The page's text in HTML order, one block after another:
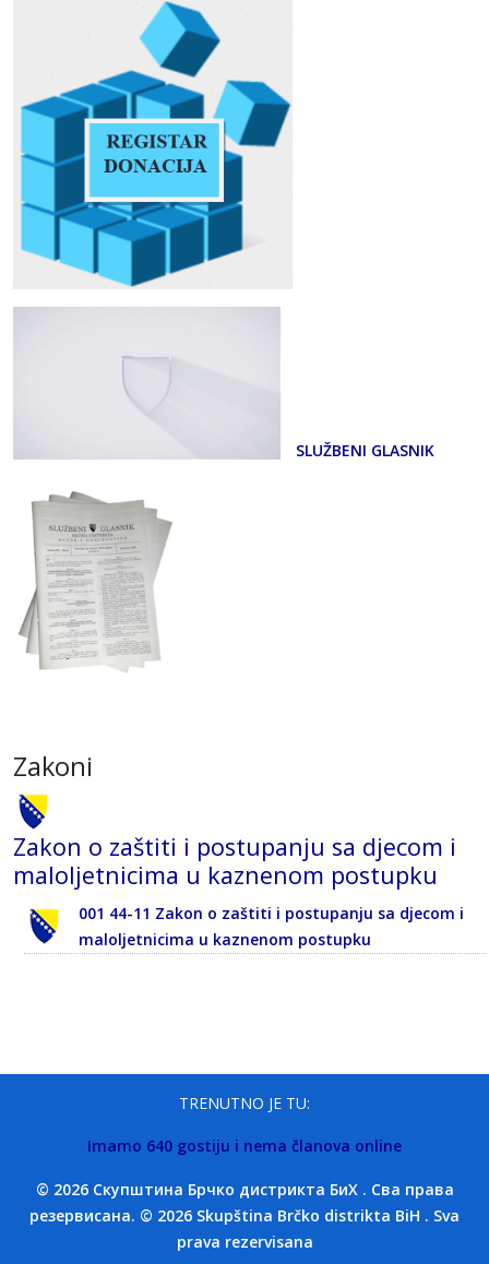
SLUŽBENI GLASNIK
Zakoni
Zakon o zaštiti i postupanju sa djecom i
maloljetnicima u kaznenom postupku
001 44-11 Zakon o zaštiti i postupanju sa djecom i
maloljetnicima u kaznenom postupku
TRENUTNO JE TU:
Imamo 640 gostiju i nema članova online
© 2026 Скупштина Брчко дистрикта БиХ . Сва права
резервисана. © 2026 Skupština Brčko distrikta BiH . Sva
prava rezervisana